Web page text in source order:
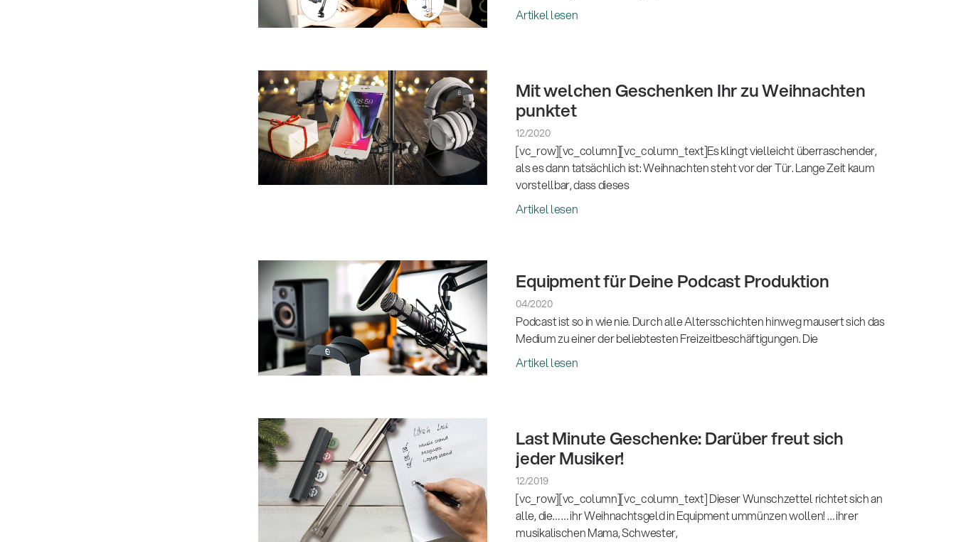
Artikel lesen
Mit welchen Geschenken Ihr zu Weihnachten
punktet
12/2020
[vc_row][vc_column][vc_column_text]Es klingt vielleicht überraschender,
als es dann tatsächlich ist: Weihnachten steht vor der Tür. Lange Zeit kaum
vorstellbar, dass dieses
Artikel lesen
Equipment für Deine Podcast Produktion
04/2020
Podcast ist so in wie nie. Durch alle Altersschichten hinweg mausert sich das
Medium zu einer der beliebtesten Freizeitbeschäftigungen. Die
Artikel lesen
Last Minute Geschenke: Darüber freut sich
jeder Musiker!
12/2019
[vc_row][vc_column][vc_column_text] Dieser Wunschzettel richtet sich an
alle, die… … ihr Weihnachtsgeld in Equipment ummünzen wollen! … ihrer
musikalischen Mama, Schwester,